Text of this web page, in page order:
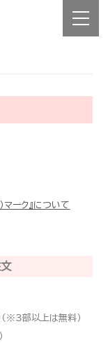
ーク』について
部以上は無料）